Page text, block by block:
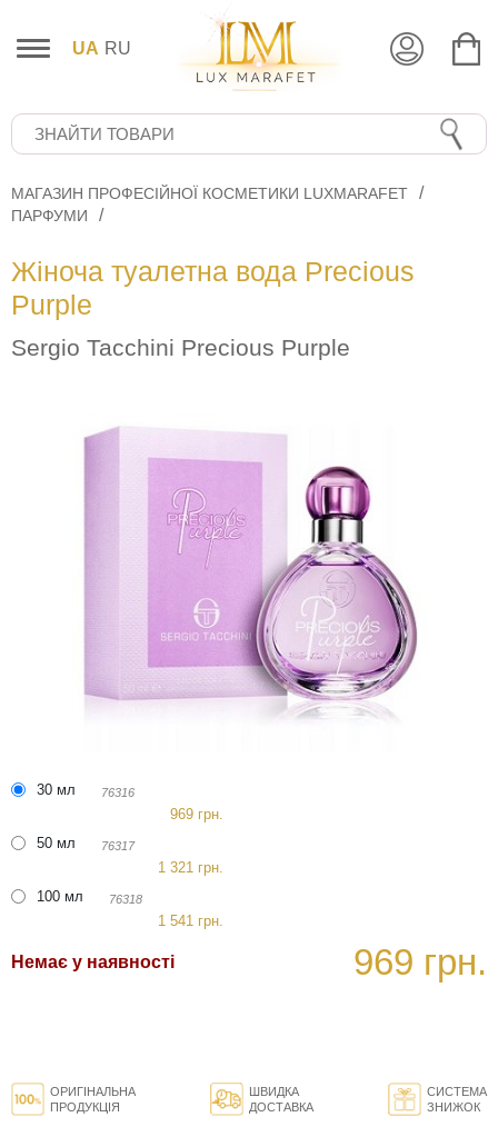
UA RU
МАГАЗИН ПРОФЕСІЙНОЇ КОСМЕТИКИ LUXMARAFET
ПАРФУМИ
Жіноча туалетна вода Precious
Purple
Sergio Tacchini Precious Purple
30 мл 76316
969 грн.
50 мл
76317
1 321 грн.
100 мл
76318
1 541 грн.
Немає у наявності 969 грн.
ОРИГІНАЛЬНА
ПРОДУКЦІЯ
ШВИДКА
ДОСТАВКА
СИСТЕМА
ЗНИЖОК